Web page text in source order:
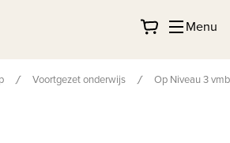
Menu
Voortgezet onderwijs Op Niveau 3